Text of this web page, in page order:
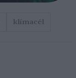
klímacél